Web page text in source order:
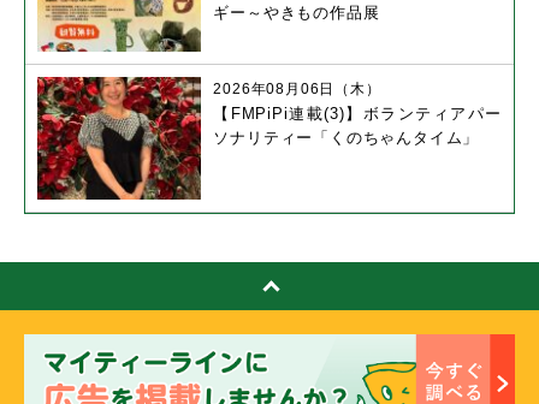
ギー～やきもの作品展
【FMPiPi連載(3)】ボランティアパー
ソナリティー「くのちゃんタイム」
2026年08月06日（木）